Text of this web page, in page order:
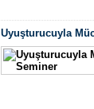
Uyuşturucuyla
Seminer